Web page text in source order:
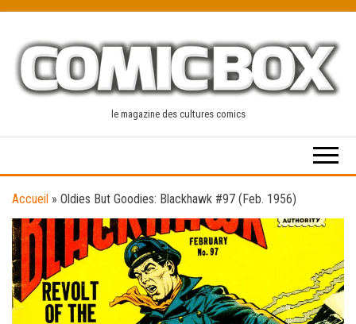
content
le magazine des cultures comics
Accueil » Oldies But Goodies: Blackhawk #97 (Feb. 1956)